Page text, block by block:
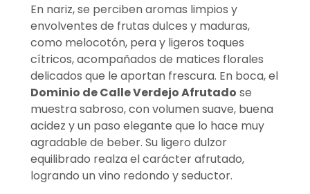
En nariz, se perciben aromas limpios y
envolventes de frutas dulces y maduras,
como melocotón, pera y ligeros toques
cítricos, acompañados de matices florales
delicados que le aportan frescura. En boca, el
Dominio de Calle Verdejo Afrutado se
muestra sabroso, con volumen suave, buena
acidez y un paso elegante que lo hace muy
agradable de beber. Su ligero dulzor
equilibrado realza el carácter afrutado,
logrando un vino redondo y seductor.